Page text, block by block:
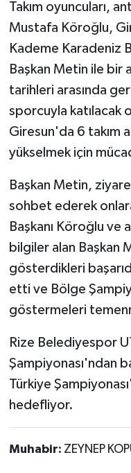
Takım oyuncuları,
Mustafa Köroğlu,
Kademe Karadeniz
Başkan Metin ile
tarihleri arasında
sporcuyla katılacak
Giresun'da 6 takım
yükselmek için
Başkan Metin,
sohbet ederek
Başkanı Köroğlu ve
bilgiler alan Başkan
gösterdikleri
etti ve Bölge
göstermeleri
Rize Belediyespor
Şampiyonası'ndan
Türkiye
hedefliyor.
Muhabir: ZEYNEP